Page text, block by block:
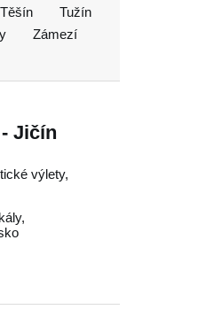
Těšín
Tužín
Zámezí
Jičín
výlety,
,